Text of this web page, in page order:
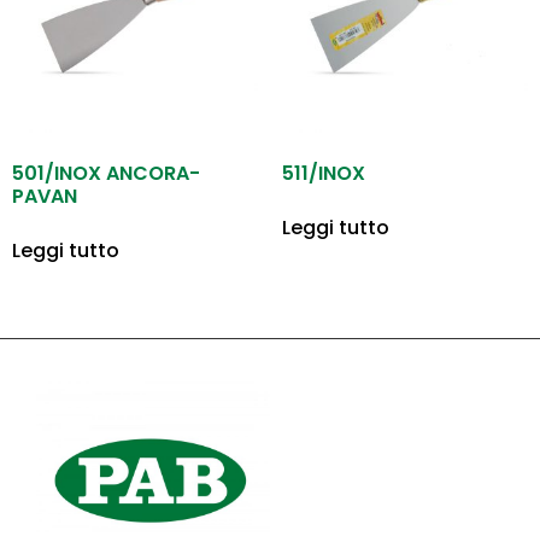
501/INOX ANCORA-
PAVAN
Leggi tutto
511/INOX
Leggi tutto